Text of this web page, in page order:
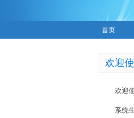
首页
欢迎
欢迎
系统